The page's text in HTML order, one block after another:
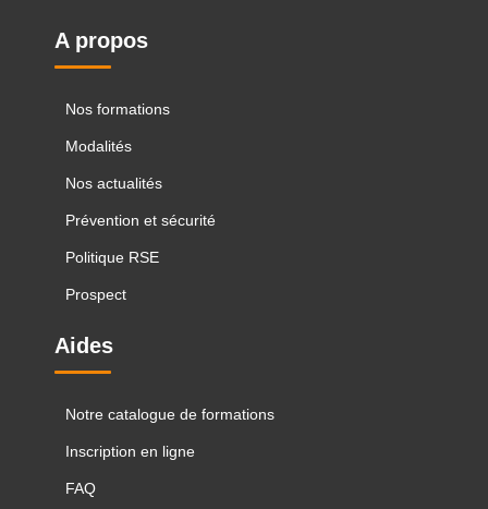
A propos
Nos formations
Modalités
Nos actualités
Prévention et sécurité
Politique RSE
Prospect
Aides
Notre catalogue de formations
Inscription en ligne
FAQ